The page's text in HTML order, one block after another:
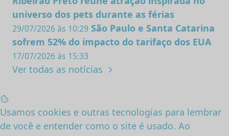
universo dos pets durante as férias
29/07/2026 às 10:29 São Paulo e Santa Catarina
sofrem 52% do impacto do tarifaço dos EUA
17/07/2026 às 15:33
Ver todas as notícias
Usamos cookies e outras tecnologias para lembrar
de você e entender como o site é usado. Ao